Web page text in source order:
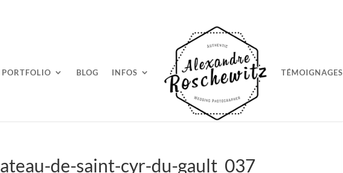
PORTFOLIO BLOG INFOS TÉMOIGNAGES
de-saint-cyr-du-gault_037